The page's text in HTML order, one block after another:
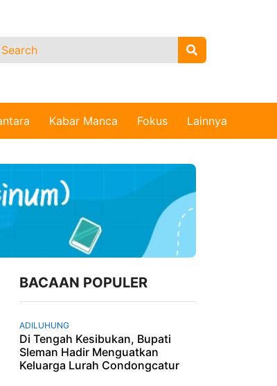
Kabar Manca Fokus Lainnya
BACAAN POPULER
ADILUHUNG
Di Tengah Kesibukan, Bupati
Sleman Hadir Menguatkan
Keluarga Lurah Condongcatur